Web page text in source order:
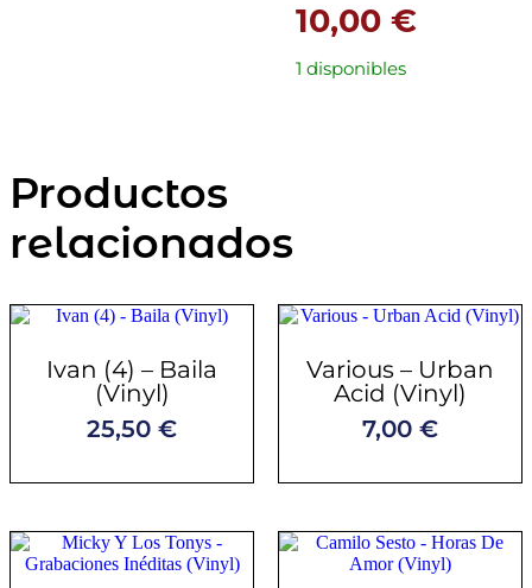
10,00 €
1 disponibles
Productos
relacionados
Ivan (4) – Baila
(Vinyl)
25,50 €
Various – Urban
Acid (Vinyl)
7,00 €